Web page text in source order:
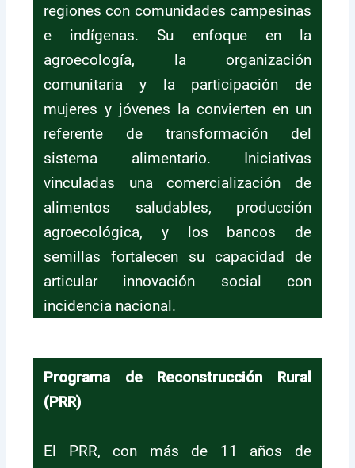
regiones con comunidades campesinas
e indígenas. Su enfoque en la
agroecología, la organización
comunitaria y la participación de
mujeres y jóvenes la convierten en un
referente de transformación del
sistema alimentario. Iniciativas
vinculadas una comercialización de
alimentos saludables, producción
agroecológica, y los bancos de
semillas fortalecen su capacidad de
articular innovación social con
incidencia nacional.
Programa de Reconstrucción Rural
(PRR)
El PRR, con más de 11 años de